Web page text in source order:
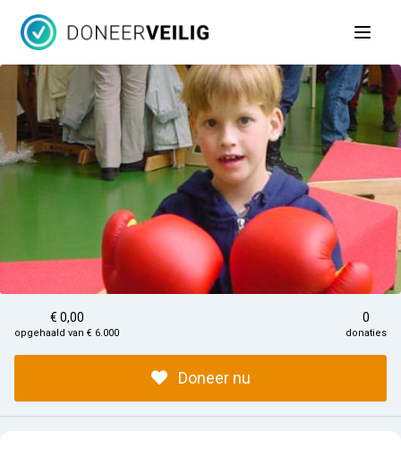
Open
€ 0,00
opgehaald van € 6.000
0
donaties
Doneer nu